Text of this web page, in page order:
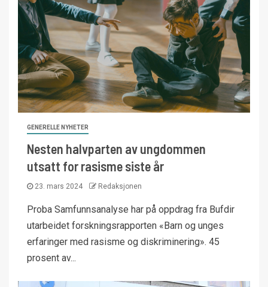
GENERELLE NYHETER
Nesten halvparten av ungdommen
utsatt for rasisme siste år
23. mars 2024 Redaksjonen
Proba Samfunnsanalyse har på oppdrag fra Bufdir
utarbeidet forskningsrapporten «Barn og unges
erfaringer med rasisme og diskriminering». 45
prosent av...